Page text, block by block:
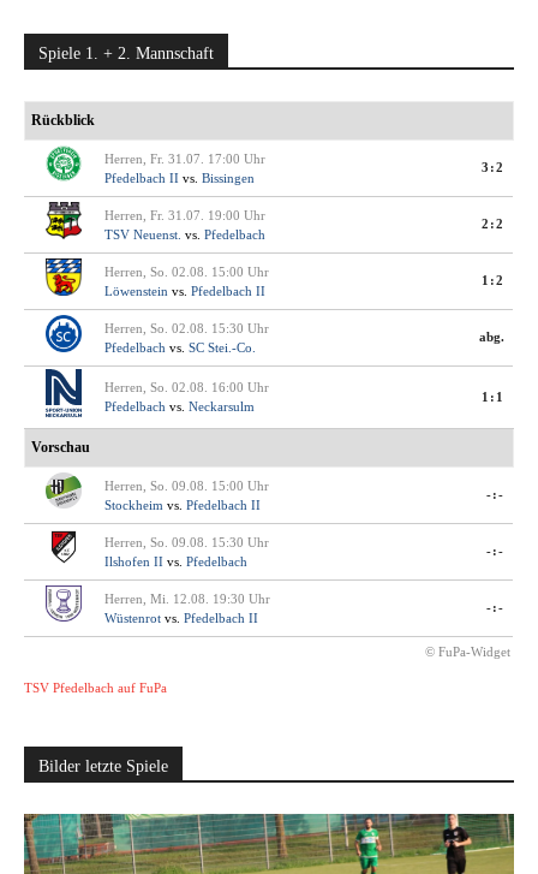
Spiele 1. + 2. Mannschaft
Rückblick
Herren, Fr. 31.07. 17:00 Uhr
Pfedelbach II vs. Bissingen
3:2
Herren, Fr. 31.07. 19:00 Uhr
TSV Neuenst. vs. Pfedelbach
2:2
Herren, So. 02.08. 15:00 Uhr
Löwenstein vs. Pfedelbach II
1:2
Herren, So. 02.08. 15:30 Uhr
Pfedelbach vs. SC Stei.-Co.
abg.
Herren, So. 02.08. 16:00 Uhr
Pfedelbach vs. Neckarsulm
1:1
Vorschau
Herren, So. 09.08. 15:00 Uhr
Stockheim vs. Pfedelbach II
-:-
Herren, So. 09.08. 15:30 Uhr
Ilshofen II vs. Pfedelbach
-:-
Herren, Mi. 12.08. 19:30 Uhr
Wüstenrot vs. Pfedelbach II
-:-
© FuPa-Widget
TSV Pfedelbach auf FuPa
Bilder letzte Spiele